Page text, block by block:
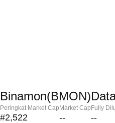
Peringkat Market Cap
#2,522
Market Cap
--
Fully
--